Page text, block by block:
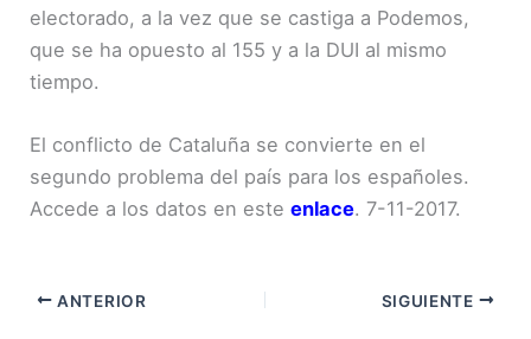
electorado, a la vez que se castiga a Podemos,
que se ha opuesto al 155 y a la DUI al mismo
tiempo.
El conflicto de Cataluña se convierte en el
segundo problema del país para los españoles.
Accede a los datos en esteenlace. 7-11-2017.
ANTERIOR SIGUIENTE